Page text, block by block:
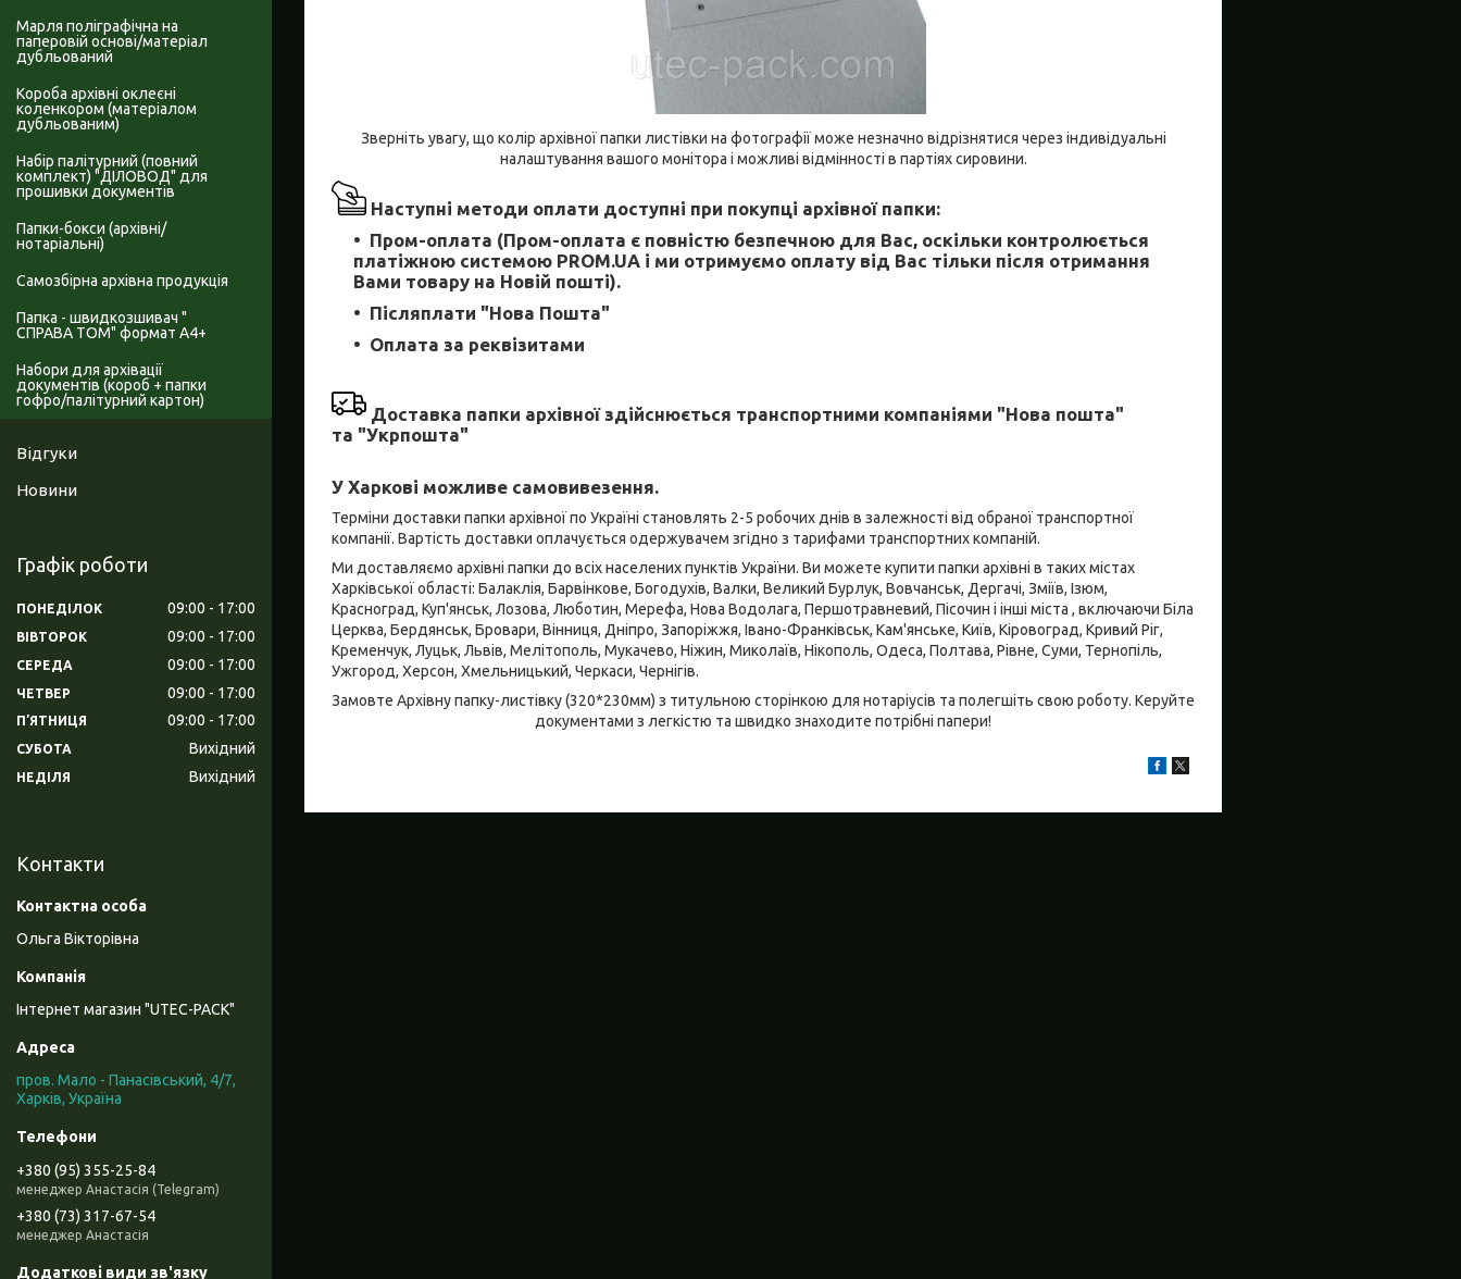
Зверніть увагу, що колір архівної папки листівки на фотографії може незначно відрізнятися через індивідуальні
налаштування вашого монітора і можливі відмінності в партіях сировини.
Наступні методи оплати доступні при покупці архівної папки:
Пром-оплата (Пром-оплата є повністю безпечною для Вас, оскільки контролюється
платіжною системою PROM.UA і ми отримуємо оплату від Вас тільки після отримання
Вами товару на Новій пошті).
Післяплати "Нова Пошта"
Оплата за реквізитами
Доставка папки архівної здійснюється транспортними компаніями "Нова пошта"
та "Укрпошта"
У Харкові можливе самовивезення.
Терміни доставки папки архівної по Україні становлять 2-5 робочих днів в залежності від обраної транспортної
компанії. Вартість доставки оплачується одержувачем згідно з тарифами транспортних компаній.
Ми доставляємо архівні папки до всіх населених пунктів України. Ви можете купити папки архівні в таких містах
Харківської області: Балаклія, Барвінкове, Богодухів, Валки, Великий Бурлук, Вовчанськ, Дергачі, Зміїв, Ізюм,
Красноград, Куп'янськ, Лозова, Люботин, Мерефа, Нова Водолага, Першотравневий, Пісочин і інші міста , включаючи Біла
Церква, Бердянськ, Бровари, Вінниця, Дніпро, Запоріжжя, Івано-Франківськ, Кам'янське, Київ, Кіровоград, Кривий Ріг,
Кременчук, Луцьк, Львів, Мелітополь, Мукачево, Ніжин, Миколаїв, Нікополь, Одеса, Полтава, Рівне, Суми, Тернопіль,
Ужгород, Херсон, Хмельницький, Черкаси, Чернігів.
Замовте Архівну папку-листівку (320*230мм) з титульною сторінкою для нотаріусів та полегшіть свою роботу. Керуйте
документами з легкістю та швидко знаходите потрібні папери!
Марля поліграфічна на
паперовій основі/матеріал
дубльований
Короба архівні оклеєні
коленкором (матеріалом
дубльованим)
Набір палітурний (повний
комплект) "ДІЛОВОД" для
прошивки документів
Папки-бокси (архівні/
нотаріальні)
Самозбірна архівна продукція
Папка - швидкозшивач "
СПРАВА ТОМ" формат А4+
Набори для архівації
документів (короб + папки
гофро/палітурний картон)
Відгуки
Новини
Графік роботи
ПОНЕДІЛОК 09:00 17:00
ВІВТОРОК 09:00 17:00
СЕРЕДА 09:00 17:00
ЧЕТВЕР 09:00 17:00
ПʼЯТНИЦЯ 09:00 17:00
СУБОТА Вихідний
НЕДІЛЯ Вихідний
Контакти
Ольга Вікторівна
Інтернет магазин "UTEC-PACK"
пров. Мало - Панасівський, 4/7,
Харків, Україна
+380 (95) 355-25-84
менеджер Анастасія (Telegram)
+380 (73) 317-67-54
менеджер Анастасія